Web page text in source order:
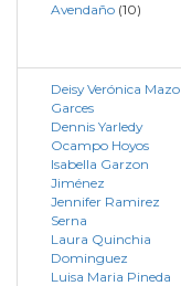
Avendaño (10)
Deisy Verónica Mazo
Garces
Dennis Yarledy
Ocampo Hoyos
Isabella Garzon
Jiménez
Jennifer Ramirez
Serna
Laura Quinchia
Dominguez
Luisa Maria Pineda